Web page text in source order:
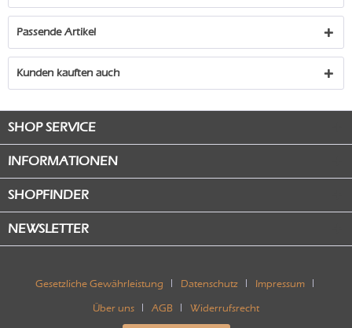
Passende Artikel
Kunden kauften auch
SHOP SERVICE
INFORMATIONEN
SHOPFINDER
NEWSLETTER
Gesetzliche Gewährleistung Datenschutz Impressum
Über uns AGB Widerrufsrecht